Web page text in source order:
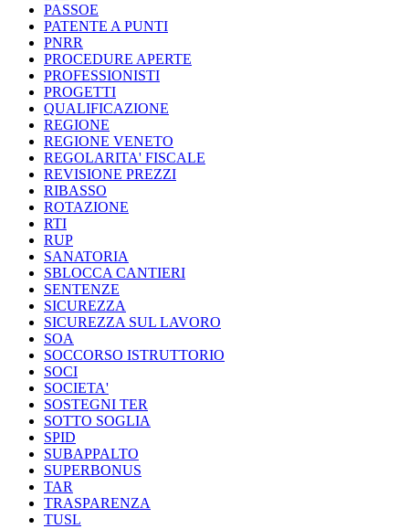
PASSOE
PATENTE A PUNTI
PNRR
PROCEDURE APERTE
PROFESSIONISTI
PROGETTI
QUALIFICAZIONE
REGIONE
REGIONE VENETO
REGOLARITA' FISCALE
REVISIONE PREZZI
RIBASSO
ROTAZIONE
RTI
RUP
SANATORIA
SBLOCCA CANTIERI
SENTENZE
SICUREZZA
SICUREZZA SUL LAVORO
SOA
SOCCORSO ISTRUTTORIO
SOCI
SOCIETA'
SOSTEGNI TER
SOTTO SOGLIA
SPID
SUBAPPALTO
SUPERBONUS
TAR
TRASPARENZA
TUSL